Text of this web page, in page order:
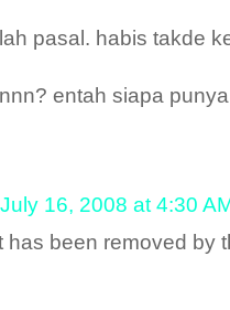
pasal. habis takde
entah siapa
July 16, 2008 at 4:30
has been removed by